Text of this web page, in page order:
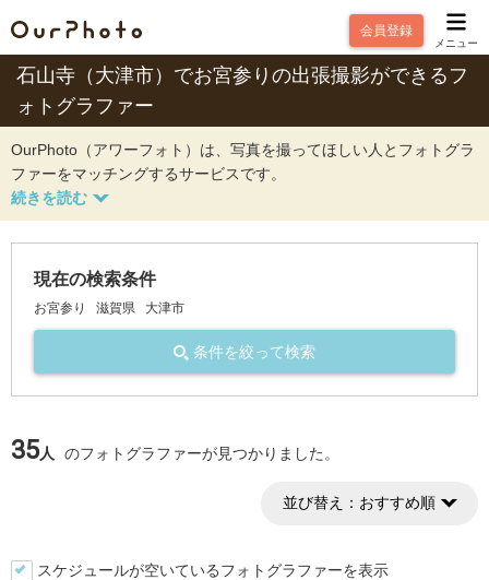
会員登録
メニュー
石山寺（大津市）でお宮参りの出張撮影ができるフ
ォトグラファー
OurPhoto（アワーフォト）は、写真を撮ってほしい人とフォトグラ
ファーをマッチングするサービスです。
現在の検索条件
お宮参り 滋賀県 大津市
条件を絞って検索
35人 のフォトグラファーが見つかりました。
並び替え： おすすめ順
スケジュールが空いているフォトグラファーを表示